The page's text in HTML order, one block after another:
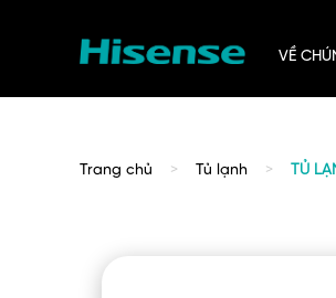
VỀ
Trang chủ Tủ lạnh TỦ